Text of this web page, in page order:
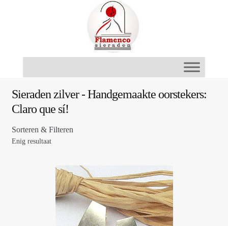
Sieraden zilver - Handgemaakte oorstekers:
Claro que sí!
Sorteren & Filteren
Enig resultaat